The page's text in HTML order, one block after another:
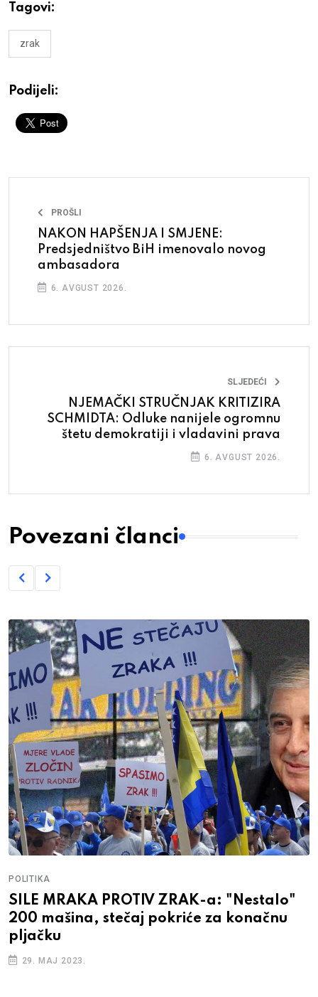
Tagovi:
zrak
Podijeli:
PROŠLI
NAKON HAPŠENJA I SMJENE:
Predsjedništvo BiH imenovalo novog
ambasadora
6. AVGUST 2026.
SLJEDEĆI
NJEMAČKI STRUČNJAK KRITIZIRA
SCHMIDTA: Odluke nanijele ogromnu
štetu demokratiji i vladavini prava
6. AVGUST 2026.
Povezani članci
POLITIKA
SILE MRAKA PROTIV ZRAK-a: "Nestalo"
200 mašina, stečaj pokriće za konačnu
pljačku
29. MAJ 2023.